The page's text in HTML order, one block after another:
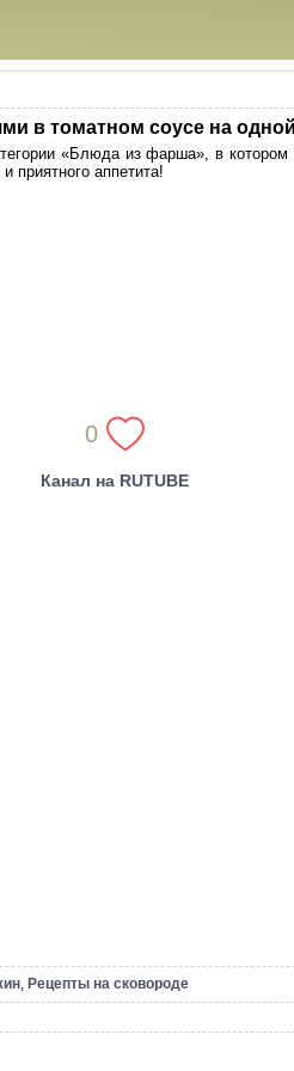
в томатном соусе на
«Блюда из фарша», в
приятного аппетита!
0
Канал на RUTUBE
, Рецепты на сковороде